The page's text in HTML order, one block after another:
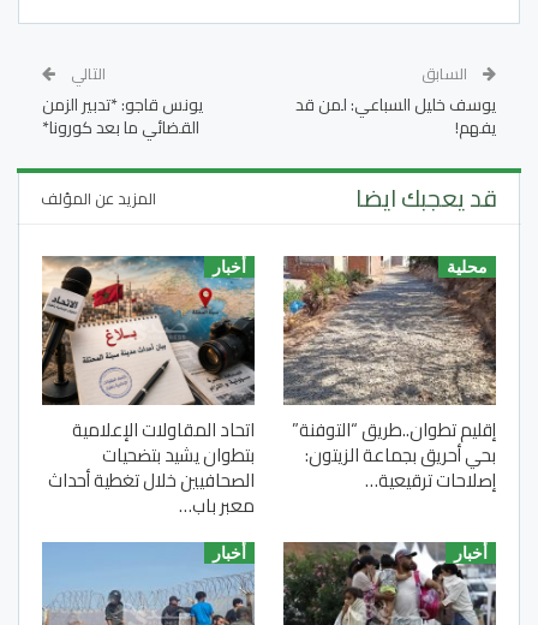
السابق
يوسف خليل السباعي: لمن قد
يفهم!
التالي
يونس قاجو: *تدبير الزمن
القضائي ما بعد كورونا*
قد يعجبك ايضا المزيد عن المؤلف
محلية
إقليم تطوان..طريق “التوفنة”
بحي أحريق بجماعة الزيتون:
إصلاحات ترقيعية…
أخبار
اتحاد المقاولات الإعلامية
بتطوان يشيد بتضحيات
الصحافيين خلال تغطية أحداث
معبر باب…
أخبار أخبار